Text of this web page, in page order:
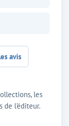
avis
les
de l'éditeur.